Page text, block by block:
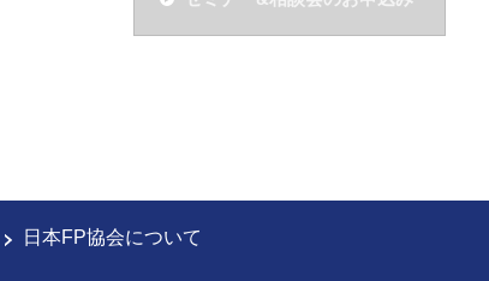
日本FP協会について